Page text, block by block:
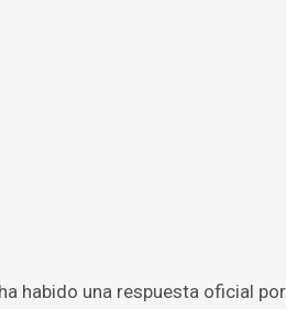
habido una respuesta oficial